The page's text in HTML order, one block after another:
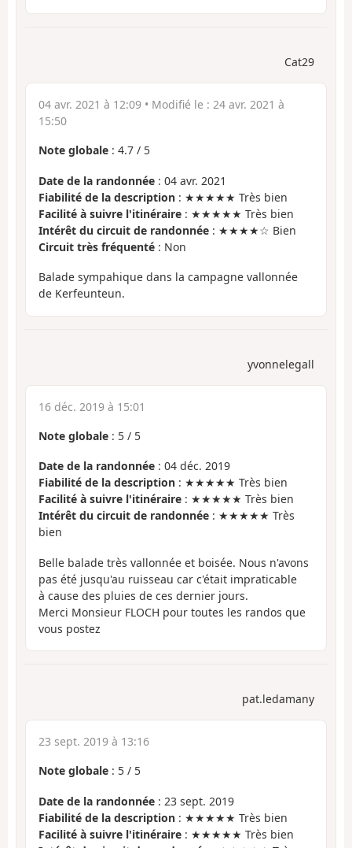
Cat29
04 avr. 2021 à 12:09 • Modifié le : 24 avr. 2021 à
15:50
Note globale : 4.7 / 5
Date de la randonnée : 04 avr. 2021
Fiabilité de la description : ★★★★★ Très bien
Facilité à suivre l'itinéraire : ★★★★★ Très bien
Intérêt du circuit de randonnée : ★★★★☆ Bien
Circuit très fréquenté : Non
Balade sympahique dans la campagne vallonnée
de Kerfeunteun.
yvonnelegall
16 déc. 2019 à 15:01
Note globale : 5 / 5
Date de la randonnée : 04 déc. 2019
Fiabilité de la description : ★★★★★ Très bien
Facilité à suivre l'itinéraire : ★★★★★ Très bien
Intérêt du circuit de randonnée : ★★★★★ Très
bien
Belle balade très vallonnée et boisée. Nous n'avons
pas été jusqu'au ruisseau car c'était impraticable
à cause des pluies de ces dernier jours.
Merci Monsieur FLOCH pour toutes les randos que
vous postez
pat.ledamany
23 sept. 2019 à 13:16
Note globale : 5 / 5
Date de la randonnée : 23 sept. 2019
Fiabilité de la description : ★★★★★ Très bien
Facilité à suivre l'itinéraire : ★★★★★ Très bien